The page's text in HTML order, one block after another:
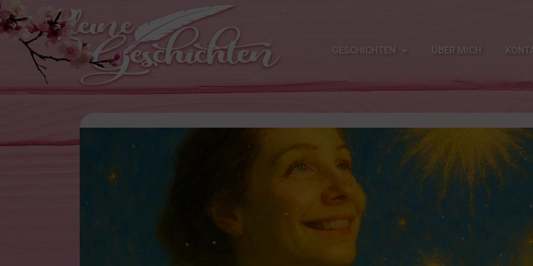
GESCHICHTEN ÜBER MICH